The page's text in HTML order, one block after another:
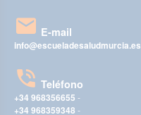
E-mail
info@escueladesaludmurcia.es
Teléfono
+34 968356655 -
+34 968359348 -